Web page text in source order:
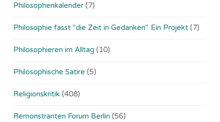
Philosophenkalender (7)
Philosophie fasst "die Zeit in Gedanken". Ein Projekt (7)
Philosophieren im Alltag (10)
Philosophische Satire (5)
Religionskritik (408)
Remonstranten Forum Berlin (56)